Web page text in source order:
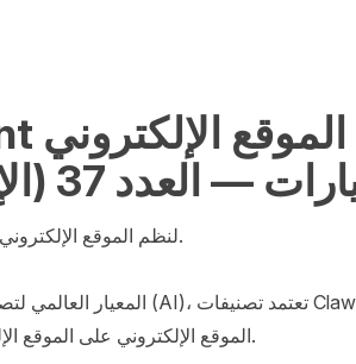
— العدد 37 (الإصدار يونيو 2026)